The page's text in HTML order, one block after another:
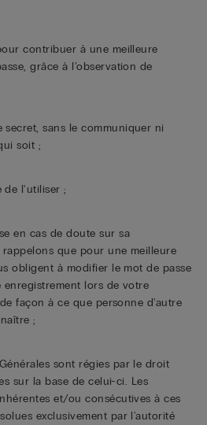
contribuer à une meilleure
grâce à l'observation de
sans le communiquer ni
soit ;
de l'utiliser ;
en cas de doute sur sa
que pour une meilleure
obligent à modifier le mot de passe
lors de votre
façon à ce que personne d'autre
;
sont régies par le droit
sur la base de celui-ci. Les
et/ou consécutives à ces
exclusivement par l'autorité